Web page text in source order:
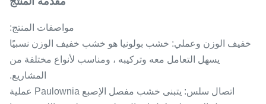
مواصفات المنتج:
خفيف الوزن وعملي: خشب بولونيا هو خشب خفيف الوزن نسبيًا
يسهل التعامل معه وتركيبه ، ومناسب لأنواع مختلفة من
المشاريع.
اتصال سلس: يتبنى خشب مفصل الإصبع Paulownia عملية